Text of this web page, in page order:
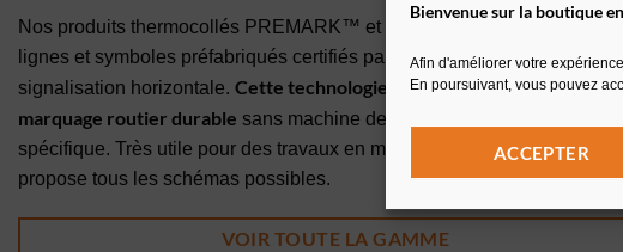
Bienvenue sur la boutique
Afin d'améliorer votre
En poursuivant, vous pouvez
ACCEPTER
Nos produits thermocollés PREMARK™ et T SIGN™ sont des gammes
lignes et symboles préfabriqués certifiés par l’ASCQUER, utilisés en
signalisation horizontale. Cette technologie vous permet de créer du
marquage routier durable sans machine de traçage et sans pochoir
spécifique. Très utile pour des travaux en milieu urbain, cette gamme
propose tous les schémas possibles.
VOIR TOUTE LA GAMME